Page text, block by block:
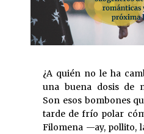
¿A quién no le ha
una buena dosis de
Son esos bombones
tarde de frío polar
Filomena —ay, pollito,